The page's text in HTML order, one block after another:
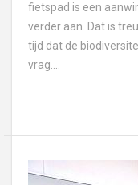
fietspad is een
verder aan. Dat is
tijd dat de
vrag....